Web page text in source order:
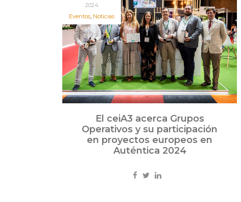
2024
Eventos, Noticias
El ceiA3 acerca Grupos
Operativos y su participación
en proyectos europeos en
Auténtica 2024